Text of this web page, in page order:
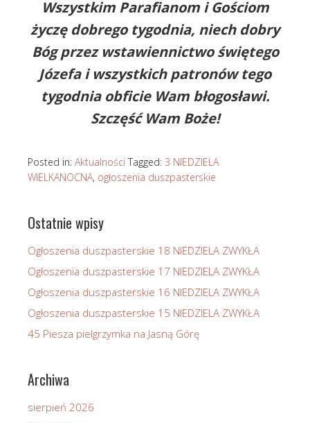
Wszystkim Parafianom i Gościom
życzę dobrego tygodnia, niech dobry
Bóg przez wstawiennictwo świętego
Józefa i wszystkich patronów tego
tygodnia obficie Wam błogosławi.
Szczęść Wam Boże!
Posted in: Aktualności Tagged: 3 NIEDZIELA
WIELKANOCNA, ogłoszenia duszpasterskie
Ostatnie wpisy
Ogłoszenia duszpasterskie 18 NIEDZIELA ZWYKŁA
Ogłoszenia duszpasterskie 17 NIEDZIELA ZWYKŁA
Ogłoszenia duszpasterskie 16 NIEDZIELA ZWYKŁA
Ogłoszenia duszpasterskie 15 NIEDZIELA ZWYKŁA
45 Piesza pielgrzymka na Jasną Górę
Archiwa
sierpień 2026